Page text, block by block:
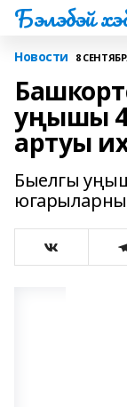
Бэлэбэй
Новости 8
уңышы
артуы
Быелгы